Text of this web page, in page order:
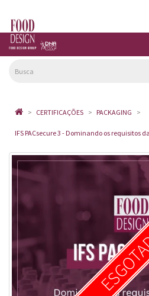
CERTIFICAÇÕES PACKAGING
IFS PACsecure 3 - Dominando os requisitos